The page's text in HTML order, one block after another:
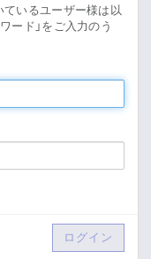
いるユーザー様は以
ード」をご入力のう